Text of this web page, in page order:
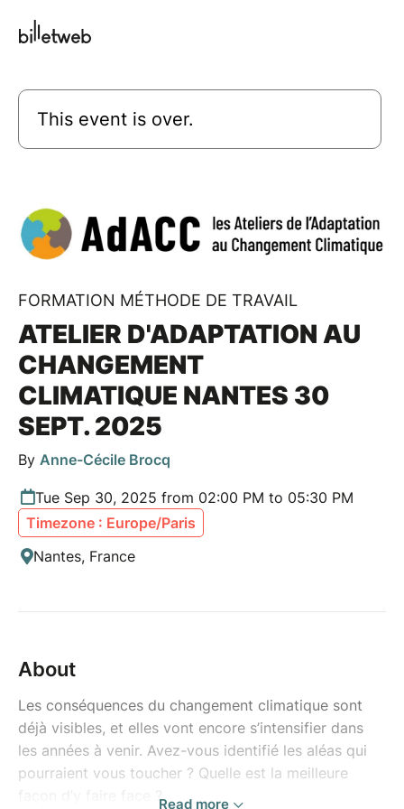
This event is over.
FORMATION MÉTHODE DE TRAVAIL
ATELIER D'ADAPTATION AU
CHANGEMENT
CLIMATIQUE NANTES 30
SEPT. 2025
By Anne-Cécile Brocq
Tue Sep 30, 2025 from 02:00 PM to 05:30 PM
Timezone : Europe/Paris
Nantes, France
About
Les conséquences du changement climatique sont
déjà visibles, et elles vont encore s’intensifier dans
les années à venir. Avez-vous identifié les aléas qui
pourraient vous toucher ? Quelle est la meilleure
façon d’y faire face ?Read more